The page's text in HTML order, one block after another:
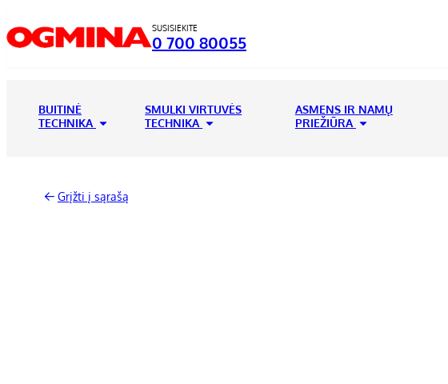
SUSISIEKITE
0 700 80055
BUITINĖ
TECHNIKA
SMULKI VIRTUVĖS
TECHNIKA
ASMENS IR NAMŲ
PRIEŽIŪRA
Grįžti į sąrašą